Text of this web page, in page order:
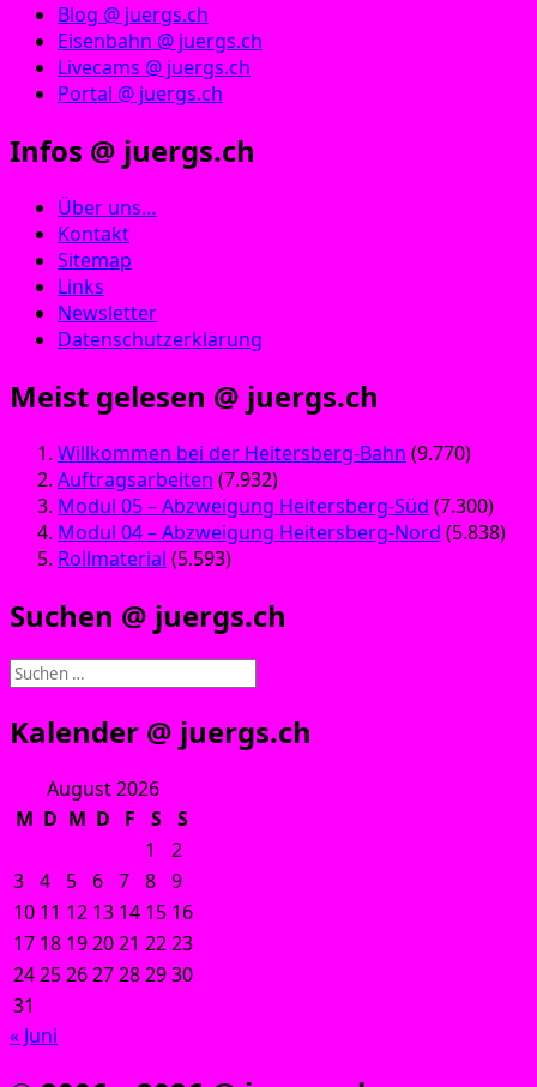
Blog @ juergs.ch
Eisenbahn @ juergs.ch
Livecams @ juergs.ch
Portal @ juergs.ch
Infos @ juergs.ch
Über uns…
Kontakt
Sitemap
Links
Newsletter
Datenschutzerklärung
Meist gelesen @ juergs.ch
Willkommen bei der Heitersberg-Bahn (9.770)
Auftragsarbeiten (7.932)
Modul 05 – Abzweigung Heitersberg-Süd (7.300)
Modul 04 – Abzweigung Heitersberg-Nord (5.838)
Rollmaterial (5.593)
Suchen @ juergs.ch
Suchen
Kalender @ juergs.ch
August 2026
M D M D F S
S
1
2
3 4 5 6 7 8 9
10 11 12 13 14 15 16
17 18 192021 2223
24252627282930
31
« Juni